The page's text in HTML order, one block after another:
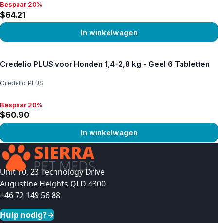
Bespaar 20%, $64.21
Bespaar 20%
$64.21
In winkelwagen
Credelio PLUS voor Honden 1,4-2,8 kg - Geel 6 Tabletten
Credelio PLUS
Bespaar 20%, $60.90
Bespaar 20%
$60.90
In winkelwagen
Product bekijken
Unit 10, 23 Technology Drive
Augustine Heights QLD 4300
+46 72 149 56 88
Hulp nodig?→